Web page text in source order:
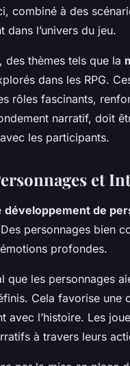
combiné à des
dans l’univers du jeu.
des thèmes tels que la
dans les RPG.
rôles fascinants,
narratif, doit
les participants.
et
développement de
personnages bien
profondes.
que les personnages
Cela favorise une
avec l’histoire. Les
à travers leurs